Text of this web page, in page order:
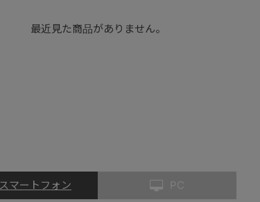
最近見た商品がありません。
スマートフォン PC